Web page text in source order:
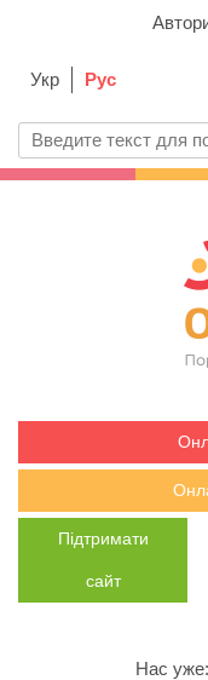
Укр Рус
Підтримати
сайт
Нас уже: